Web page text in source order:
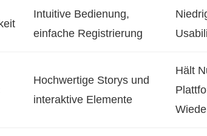
Intuitive Bedienung,
einfache Registrierung
Hochwertige Storys und
interaktive Elemente
Hält